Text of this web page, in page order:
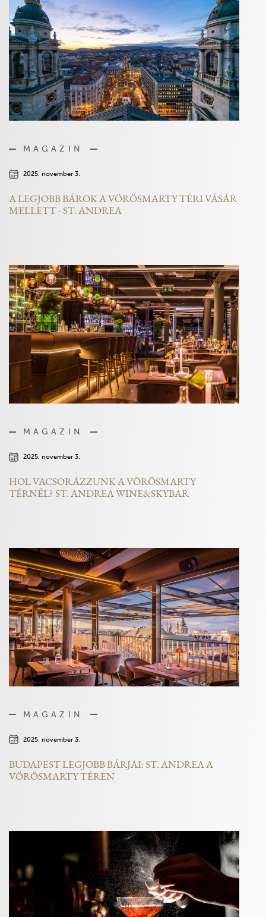
MAGAZIN
2025. november 3.
A LEGJOBB BÁROK A VÖRÖSMARTY TÉRI VÁSÁR
MELLETT - ST. ANDREA
MAGAZIN
2025. november 3.
HOL VACSORÁZZUNK A VÖRÖSMARTY
TÉRNÉL? ST. ANDREA WINE&SKYBAR
MAGAZIN
2025. november 3.
BUDAPEST LEGJOBB BÁRJAI: ST. ANDREA A
VÖRÖSMARTY TÉREN